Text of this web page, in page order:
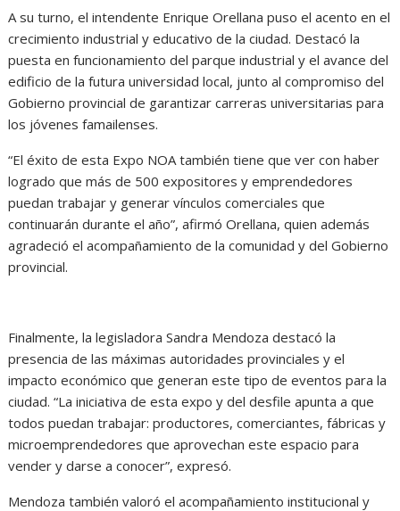
A su turno, el intendente Enrique Orellana puso el acento en el
crecimiento industrial y educativo de la ciudad. Destacó la
puesta en funcionamiento del parque industrial y el avance del
edificio de la futura universidad local, junto al compromiso del
Gobierno provincial de garantizar carreras universitarias para
los jóvenes famailenses.
“El éxito de esta Expo NOA también tiene que ver con haber
logrado que más de 500 expositores y emprendedores
puedan trabajar y generar vínculos comerciales que
continuarán durante el año”, afirmó Orellana, quien además
agradeció el acompañamiento de la comunidad y del Gobierno
provincial.
Finalmente, la legisladora Sandra Mendoza destacó la
presencia de las máximas autoridades provinciales y el
impacto económico que generan este tipo de eventos para la
ciudad. “La iniciativa de esta expo y del desfile apunta a que
todos puedan trabajar: productores, comerciantes, fábricas y
microemprendedores que aprovechan este espacio para
vender y darse a conocer”, expresó.
Mendoza también valoró el acompañamiento institucional y